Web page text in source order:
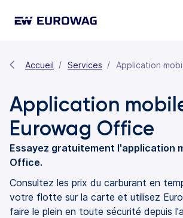
Accueil Services Application
Application
Eurowag Office
Essayez gratuitement l'application
Office.
Consultez les prix du carburant en
votre flotte sur la carte et utilisez
faire le plein en toute sécurité depuis